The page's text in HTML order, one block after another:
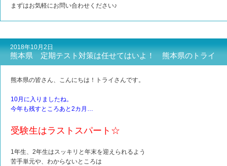
まずはお気軽にお問い合わせください♪
2018年10月2日
熊本県 定期テスト対策は任せてはいよ！ 熊本県のトライ
熊本県の皆さん、こんにちは！トライさんです。
10月に入りましたね。
今年も残すところあと2カ月…
受験生はラストスパート☆
1年生、2年生はスッキリと年末を迎えられるよう
苦手単元や、わからないところは